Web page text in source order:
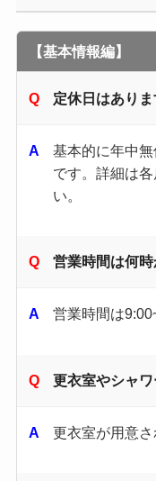
【基本情報編】
定休日はありま
基本的に年中
です。​詳細は
い。​
営業時間は何
営業時間は
更衣室やシャ
更衣室が用意さ